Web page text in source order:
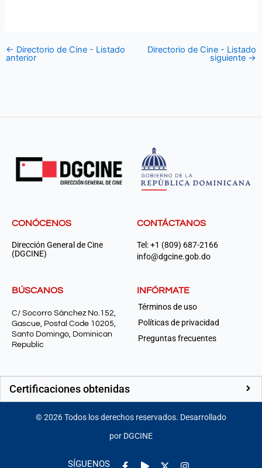
← Directorio de Cine - Listado
anterior
Directorio de Cine - Listado
siguiente →
CONÓCENOS
Dirección General de Cine
(DGCINE)
CONTÁCTANOS
Tel: +1 (809) 687-2166
info@dgcine.gob.do
BÚSCANOS
C/ Socorro Sánchez No.152,
Gascue, Postal Code 10205,
Santo Domingo, Dominican
Republic
INFÓRMATE
Términos de uso
Políticas de privacidad
Preguntas frecuentes
Certificaciones obtenidas
©2026Todos los derechos reservados. Desarrollado
por DGCINE
SÍGUENOS
Facebook-
Play Instagram